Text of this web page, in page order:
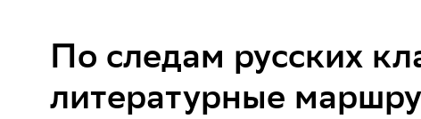
По следам русских
литературные